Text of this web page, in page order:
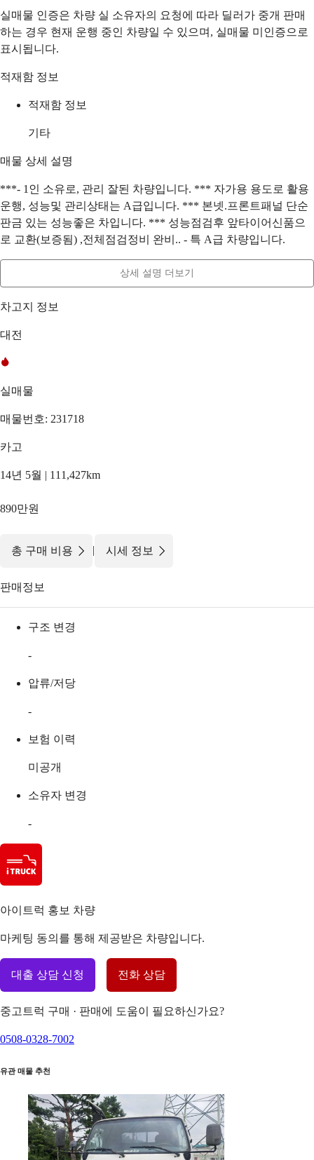
실매물 인증은 차량 실 소유자의 요청에 따라 딜러가 중개 판매
하는 경우 현재 운행 중인 차량일 수 있으며, 실매물 미인증으로
표시됩니다.
적재함 정보
적재함 정보
기타
매물 상세 설명
***- 1인 소유로, 관리 잘된 차량입니다. *** 자가용 용도로 활용
운행, 성능및 관리상태는 A급입니다. *** 본넷.프론트패널 단순
판금 있는 성능좋은 차입니다. *** 성능점검후 앞타이어신품으
로 교환(보증됨) ,전체점검정비 완비.. - 특 A급 차량입니다.
상세 설명 더보기
차고지 정보
대전
실매물
매물번호: 231718
카고
14년 5월 | 111,427km
890만원
총 구매 비용 | 시세 정보
판매정보
구조 변경
-
압류/저당
-
보험 이력
미공개
소유자 변경
-
아이트럭 홍보 차량
마케팅 동의를 통해 제공받은 차량입니다.
대출 상담 신청 전화 상담
중고트럭 구매 · 판매에 도움이 필요하신가요?
0508-0328-7002
유관 매물 추천